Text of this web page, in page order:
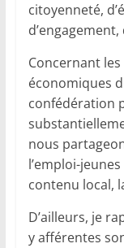
citoyenneté,
Concernant
économiques
confédération
nous
l’emploi-
contenu local,
D’ailleurs, je
y afférentes